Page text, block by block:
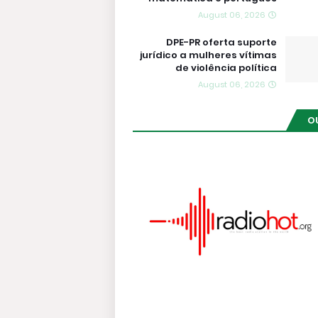
August 06, 2026
DPE-PR oferta suporte
jurídico a mulheres vítimas
de violência política
August 06, 2026